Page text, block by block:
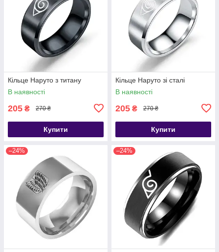
Кільце Наруто з титану
В наявності
205 ₴ 270 ₴
Купити
Кільце Наруто зі сталі
В наявності
205 ₴ 270 ₴
Купити
–24% –24%